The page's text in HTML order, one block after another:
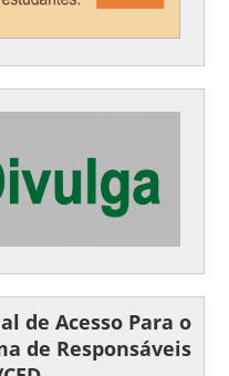
de Acesso Para o
de Responsáveis